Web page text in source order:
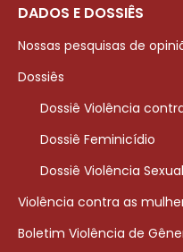
DADOS E DOSSIÊS
Nossas pesquisas de
Dossiês
Dossiê Violência
Dossiê Feminicídio
Dossiê Violência Sexual
Violência contra as
Boletim Violência de